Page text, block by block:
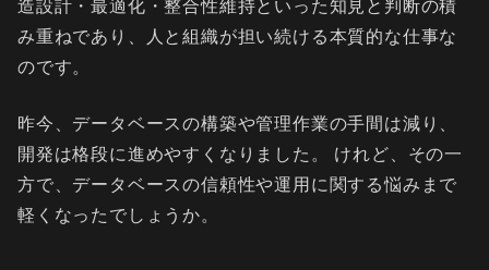
み重ねであり、人と組織が担い続ける本質的な仕事な
のです。
昨今、データベースの構築や管理作業の手間は減り、
開発は格段に進めやすくなりました。 けれど、その一
方で、データベースの信頼性や運用に関する悩みまで
軽くなったでしょうか。